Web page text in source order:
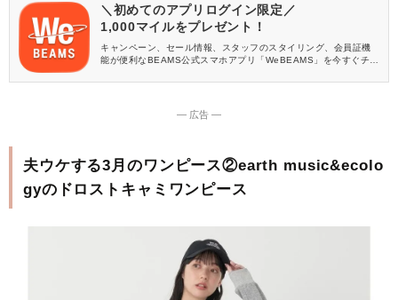
＼初めてのアプリログイン限定／
1,000マイルをプレゼント！
キャンペーン、セール情報、スタッフのスタイリング、会員証機
能が便利なBEAMS公式スマホアプリ「WeBEAMS」を今すぐチェ
― 広告 ―
夫ウケする3月のワンピース②earth music&ecolo
gyのドロストキャミワンピース